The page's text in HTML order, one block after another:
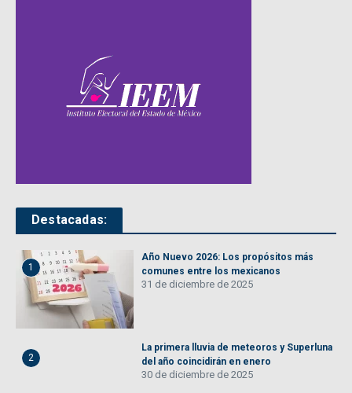
Destacadas:
1
Año Nuevo 2026: Los propósitos más
comunes entre los mexicanos
31 de diciembre de 2025
2
La primera lluvia de meteoros y Superluna
del año coincidirán en enero
30 de diciembre de 2025